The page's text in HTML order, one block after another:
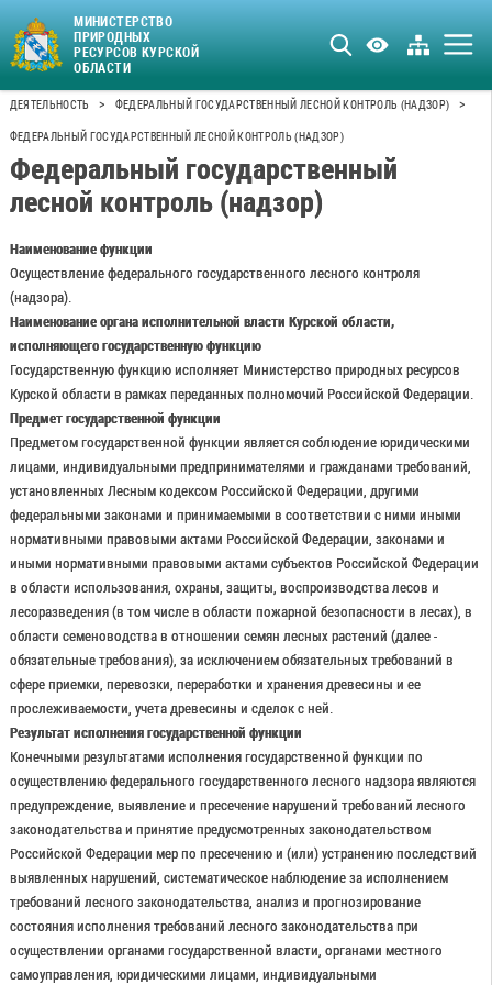
МИНИСТЕРСТВО
ПРИРОДНЫХ
РЕСУРСОВ КУРСКОЙ
ОБЛАСТИ
ДЕЯТЕЛЬНОСТЬ > ФЕДЕРАЛЬНЫЙ ГОСУДАРСТВЕННЫЙ ЛЕСНОЙ КОНТРОЛЬ (НАДЗОР) >
ФЕДЕРАЛЬНЫЙ ГОСУДАРСТВЕННЫЙ ЛЕСНОЙ КОНТРОЛЬ (НАДЗОР)
Федеральный государственный
лесной контроль (надзор)
Наименование функции
Осуществление федерального государственного лесного контроля
(надзора).
Наименование органа исполнительной власти Курской области,
исполняющего государственную функцию
Государственную функцию исполняет Министерство природных ресурсов
Курской области в рамках переданных полномочий Российской Федерации.
Предмет государственной функции
Предметом государственной функции является соблюдение юридическими
лицами, индивидуальными предпринимателями и гражданами требований,
установленных Лесным кодексом Российской Федерации, другими
федеральными законами и принимаемыми в соответствии с ними иными
нормативными правовыми актами Российской Федерации, законами и
иными нормативными правовыми актами субъектов Российской Федерации
в области использования, охраны, защиты, воспроизводства лесов и
лесоразведения (в том числе в области пожарной безопасности в лесах), в
области семеноводства в отношении семян лесных растений (далее -
обязательные требования), за исключением обязательных требований в
сфере приемки, перевозки, переработки и хранения древесины и ее
прослеживаемости, учета древесины и сделок с ней.
Результат исполнения государственной функции
Конечными результатами исполнения государственной функции по
осуществлению федерального государственного лесного надзора являются
предупреждение, выявление и пресечение нарушений требований лесного
законодательства и принятие предусмотренных законодательством
Российской Федерации мер по пресечению и (или) устранению последствий
выявленных нарушений, систематическое наблюдение за исполнением
требований лесного законодательства, анализ и прогнозирование
состояния исполнения требований лесного законодательства при
осуществлении органами государственной власти, органами местного
самоуправления, юридическими лицами, индивидуальными